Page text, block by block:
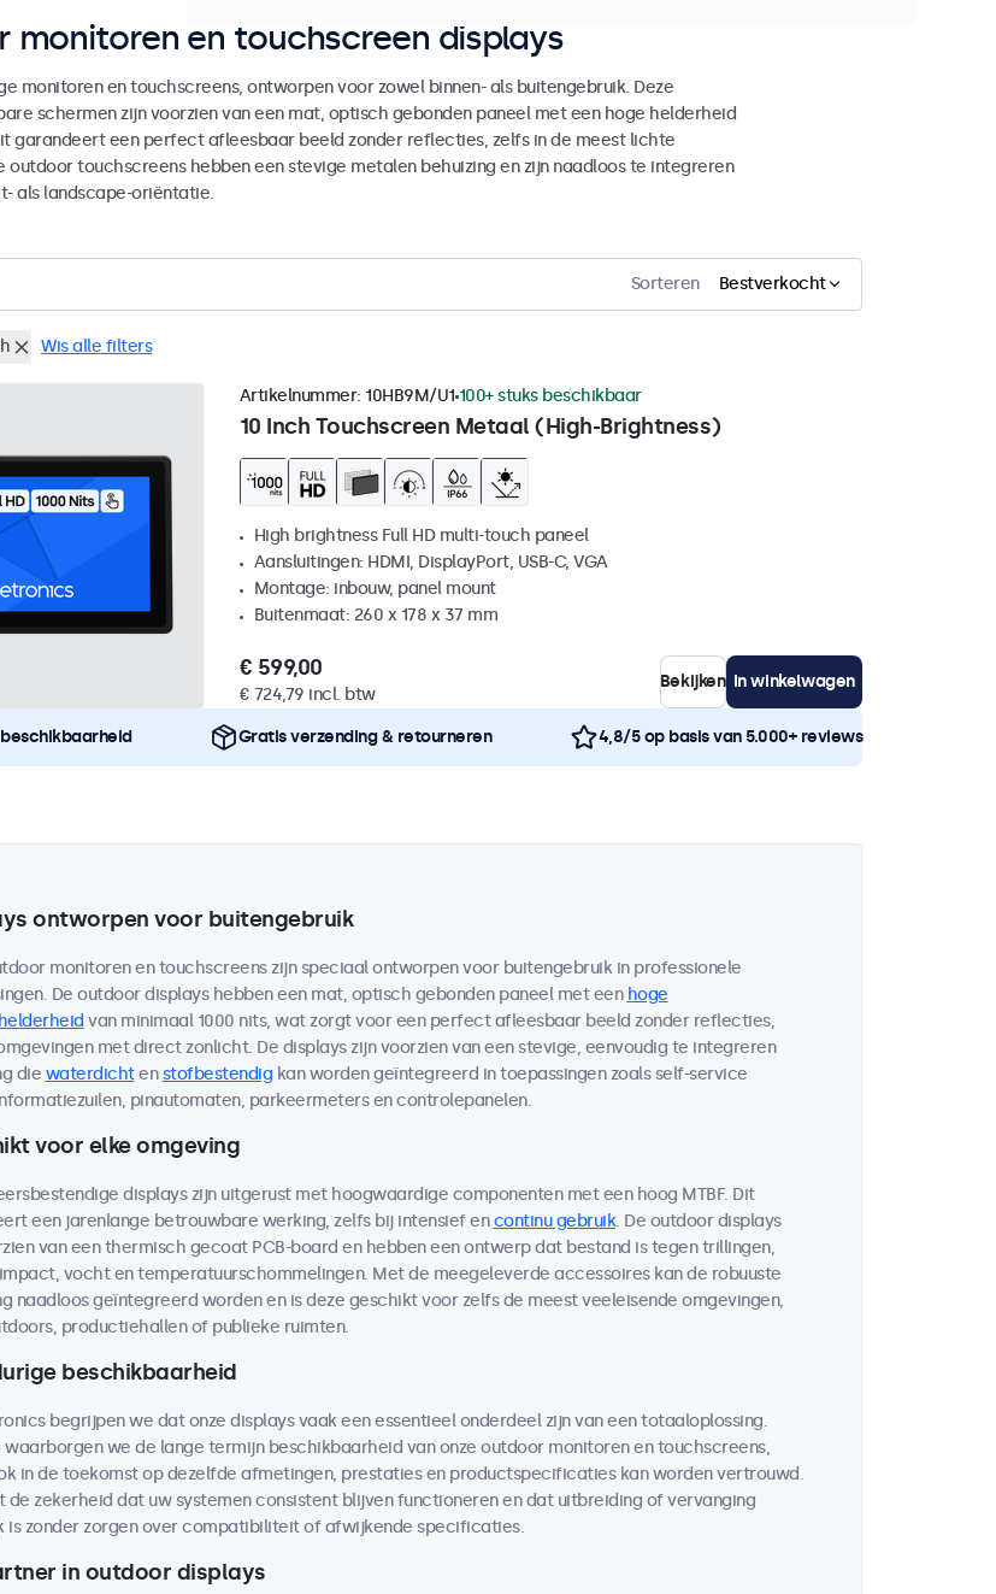
monitoren en touchscreen displays
monitoren en touchscreens, ontworpen voor zowel binnen- als buitengebruik. Deze
schermen zijn voorzien van een mat, optisch gebonden paneel met een hoge helderheid
garandeert een perfect afleesbaar beeld zonder reflecties, zelfs in de meest lichte
outdoor touchscreens hebben een stevige metalen behuizing en zijn naadloos te integreren
als landscape-oriëntatie.
Sorteren Bestverkocht
Wis alle filters
10 Inch Touchscreen Metaal (High-Brightness)
Artikelnummer: 10HB9M/U1 100+ stuks beschikbaar
High brightness Full HD multi-touch paneel
Aansluitingen: HDMI, DisplayPort, USB-C, VGA
Montage: inbouw, panel mount
Buitenmaat: 260 x 178 x 37 mm
€ 599,00
€ 724,79 incl. btw
Bekijken In winkelwagen
Gratis verzending & retourneren 4,8/5 op basis van 5.000+ reviews
ontworpen voor buitengebruik
monitoren en touchscreens zijn speciaal ontworpen voor buitengebruik in professionele
De outdoor displays hebben een mat, optisch gebonden paneel met een hoge
van minimaal 1000 nits, wat zorgt voor een perfect afleesbaar beeld zonder reflecties,
met direct zonlicht. De displays zijn voorzien van een stevige, eenvoudig te integreren
die waterdichtenstofbestendig kan worden geïntegreerd in toepassingen zoals self-service
pinautomaten, parkeermeters en controlepanelen.
voor elke omgeving
displays zijn uitgerust met hoogwaardige componenten met een hoog MTBF. Dit
een jarenlange betrouwbare werking, zelfs bij intensief encontinu gebruik. De outdoor displays
van een thermisch gecoat PCB-board en hebben een ontwerp dat bestand is tegen trillingen,
vocht en temperatuurschommelingen. Met de meegeleverde accessoires kan de robuuste
naadloos geïntegreerd worden en is deze geschikt voor zelfs de meest veeleisende omgevingen,
productiehallen of publieke ruimten.
beschikbaarheid
begrijpen we dat onze displays vaak een essentieel onderdeel zijn van een totaaloplossing.
waarborgen we de lange termijn beschikbaarheid van onze outdoor monitoren en touchscreens,
in de toekomst op dezelfde afmetingen, prestaties en productspecificaties kan worden vertrouwd.
de zekerheid dat uw systemen consistent blijven functioneren en dat uitbreiding of vervanging
is zonder zorgen over compatibiliteit of afwijkende specificaties.
in outdoor displays